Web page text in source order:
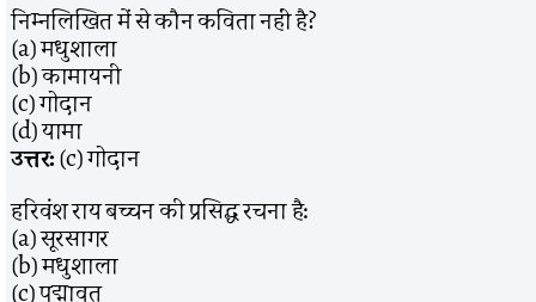
निम्नलिखित में से कौन कविता नहीं है?
(a) मधुशाला
(b) कामायनी
(c) गोदान
(d) यामा
उत्तर:(c) गोदान
हरिवंश राय बच्चन की प्रसिद्ध रचना है:
(a) सूरसागर
(b) मधुशाला
(c) पद्मावत